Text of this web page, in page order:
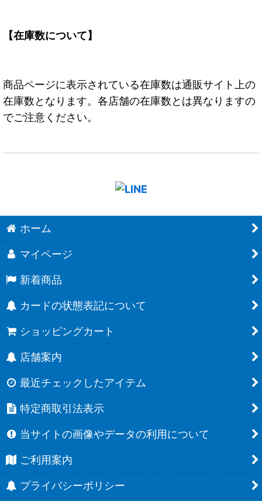
【在庫数について】
商品ページに表示されている在庫数は通販サイト上の
在庫数となります。各店舗の在庫数とは異なりますの
でご注意ください。
ホーム
マイページ
新着商品
カードの状態表記について
ショッピングカート
店舗案内
最近チェックしたアイテム
特定商取引法表示
当サイトの画像やデータの利用について
ご利用案内
プライバシーポリシー